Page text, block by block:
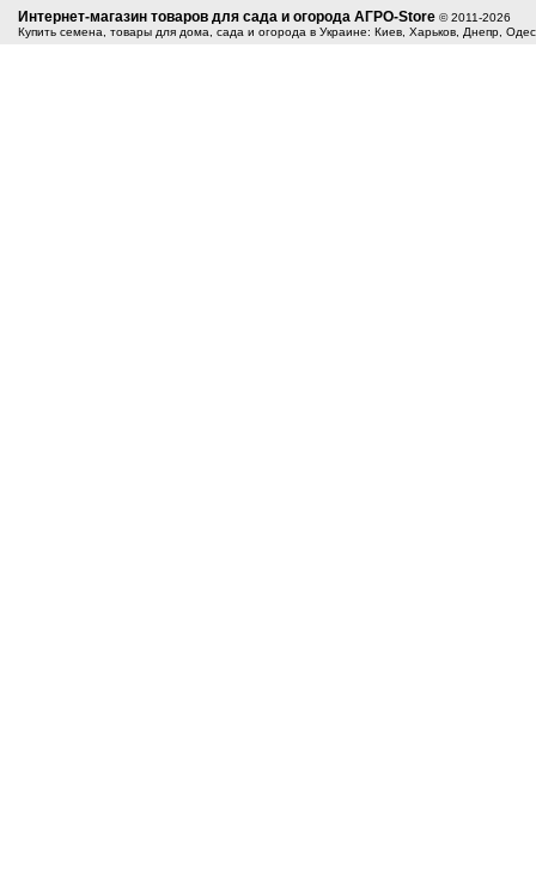
Интернет-магазин товаров для сада и огорода АГРО-Store © 2011-2026
Купить семена, товары для дома, сада и огорода в Украине: Киев, Харьков, Днепр,